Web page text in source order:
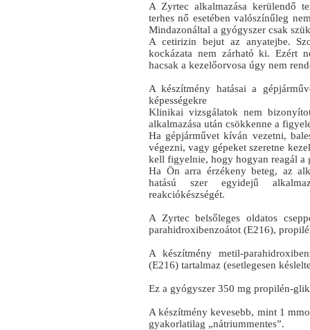
A Zyrtec alkalmazása kerülendő
terhes nő esetében valószínűleg
Mindazonáltal a gyógyszer csak
A cetirizin bejut az anyatejbe.
kockázata nem zárható ki. Ezért
hacsak a kezelőorvosa úgy nem
A készítmény hatásai a
képességekre
Klinikai vizsgálatok nem
alkalmazása után csökkenne a
Ha gépjárművet kíván vezetni,
végezni, vagy gépeket szeretne
kell figyelnie, hogy hogyan reagál a
Ha Ön arra érzékeny beteg, az
hatású szer egyidejű
reakciókészségét.
A Zyrtec belsőleges oldatos
parahidroxibenzoátot (E216),
A készítmény metil-
(E216) tartalmaz (esetlegesen
Ez a gyógyszer 350 mg propilén-
A készítmény kevesebb, mint 1
gyakorlatilag „nátriummentes”.